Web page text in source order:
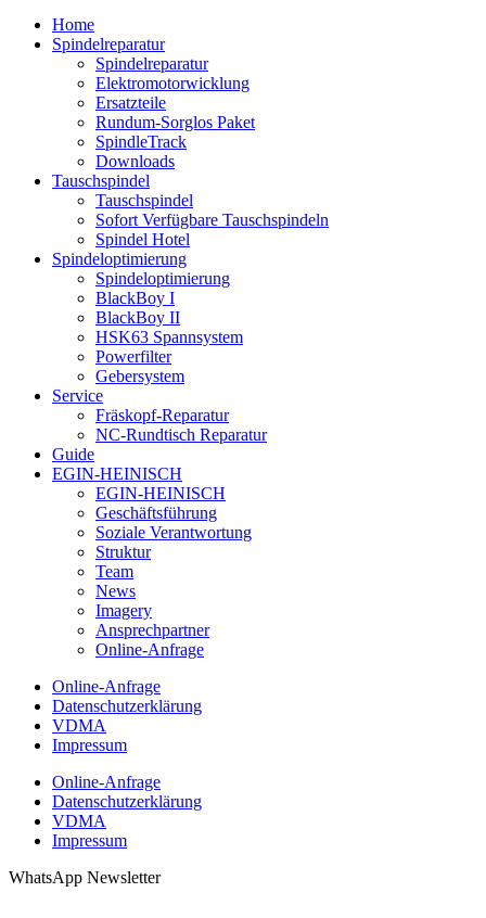
Home
Spindelreparatur
Spindelreparatur
Elektromotorwicklung
Ersatzteile
Rundum-Sorglos Paket
SpindleTrack
Downloads
Tauschspindel
Tauschspindel
Sofort Verfügbare Tauschspindeln
Spindel Hotel
Spindeloptimierung
Spindeloptimierung
BlackBoy I
BlackBoy II
HSK63 Spannsystem
Powerfilter
Gebersystem
Service
Fräskopf-Reparatur
NC-Rundtisch Reparatur
Guide
EGIN-HEINISCH
EGIN-HEINISCH
Geschäftsführung
Soziale Verantwortung
Struktur
Team
News
Imagery
Ansprechpartner
Online-Anfrage
Online-Anfrage
Datenschutzerklärung
VDMA
Impressum
Online-Anfrage
Datenschutzerklärung
VDMA
Impressum
WhatsApp Newsletter